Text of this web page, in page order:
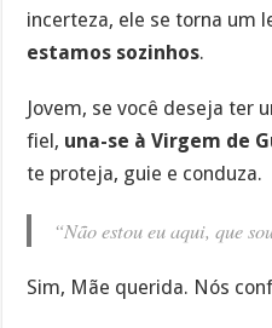
incerteza, ele se torna um
estamos sozinhos.
Jovem, se você deseja ter
fiel, una-se à Virgem de
te proteja, guie e conduza.
“Não estou eu aqui, que
Sim, Mãe querida. Nós